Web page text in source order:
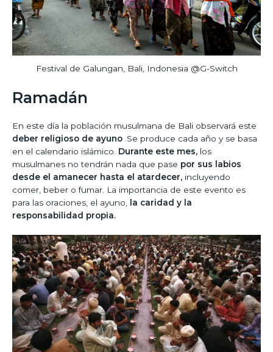
Festival de Galungan, Bali, Indonesia @G-Switch
Ramadán
En este día la población musulmana de Bali observará este
deber religioso de ayuno .Se produce cada año y se basa
en el calendario islámico. Durante este mes, los
musulmanes no tendrán nada que pase por sus labios
desde el amanecer hasta el atardecer, incluyendo
comer, beber o fumar. La importancia de este evento es
para las oraciones, el ayuno, la caridad y la
responsabilidad propia.